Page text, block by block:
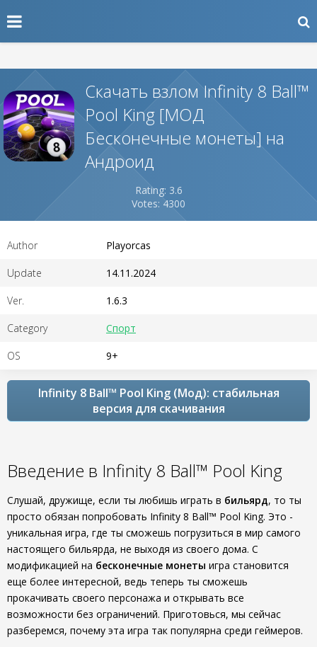
Скачать взлом Infinity 8 Ball™
Pool King [МОД
Бесконечные монеты] на
Андроид
Rating: 3.6
Votes: 4300
Author Playorcas
Update 14.11.2024
Ver. 1.6.3
Category Спорт
OS 9+
Infinity 8 Ball™ Pool King (Мод): стабильная
версия для скачивания
Введение в Infinity 8 Ball™ Pool King
Слушай, дружище, если ты любишь играть в бильярд, то ты
просто обязан попробовать Infinity 8 Ball™ Pool King. Это -
уникальная игра, где ты сможешь погрузиться в мир самого
настоящего бильярда, не выходя из своего дома. С
модификацией на бесконечные монеты игра становится
еще более интересной, ведь теперь ты сможешь
прокачивать своего персонажа и открывать все
возможности без ограничений. Приготовься, мы сейчас
разберемся, почему эта игра так популярна среди геймеров.